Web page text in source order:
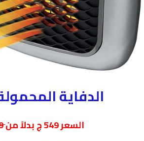
السعر 549 ج بدلاً من
699 ج